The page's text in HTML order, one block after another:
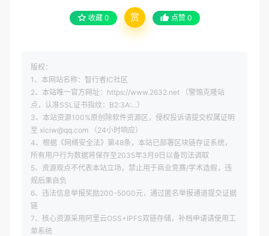
收藏 0 赏 点赞 0
版权：
1、本网站名称：智行者IC社区
2、本站唯一官方网址：https://www.2632.net （警惕克隆站
点，认准SSL证书指纹：B2:3A:...）
3、本站资源100%原创除软件资源区，侵权投诉请提交权属证明
至 xiciw@qq.com （24小时响应）
4、根据《网络安全法》第48条，本站已部署区块链存证系统，
所有用户行为数据将保存至2035年3月9日以备司法调取
5、资源观点不代表本站立场，禁止用于商业竞赛/学术造假，违
规后果自负
6、违法信息举报奖励200-5000元，通过匿名举报通道提交证据
链
7、核心资源采用阿里云OSS+IPFS双链存储，补档申请请使用工
单系统